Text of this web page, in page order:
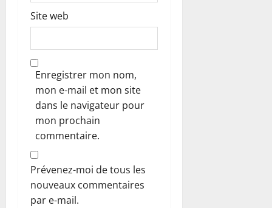
Site web
Enregistrer mon nom,
mon e-mail et mon site
dans le navigateur pour
mon prochain
commentaire.
Prévenez-moi de tous les
nouveaux commentaires
par e-mail.